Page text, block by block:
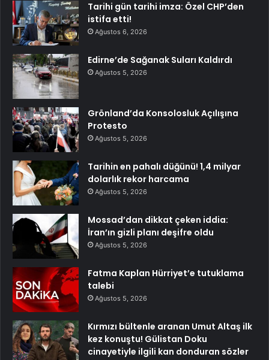
Tarihi gün tarihi imza: Özel CHP’den
istifa etti!
Ağustos 6, 2026
Edirne’de Sağanak Suları Kaldırdı
Ağustos 5, 2026
Grönland’da Konsolosluk Açılışına
Protesto
Ağustos 5, 2026
Tarihin en pahalı düğünü! 1,4 milyar
dolarlık rekor harcama
Ağustos 5, 2026
Mossad’dan dikkat çeken iddia:
İran’ın gizli planı deşifre oldu
Ağustos 5, 2026
Fatma Kaplan Hürriyet’e tutuklama
talebi
Ağustos 5, 2026
Kırmızı bültenle aranan Umut Altaş ilk
kez konuştu! Gülistan Doku
cinayetiyle ilgili kan donduran sözler